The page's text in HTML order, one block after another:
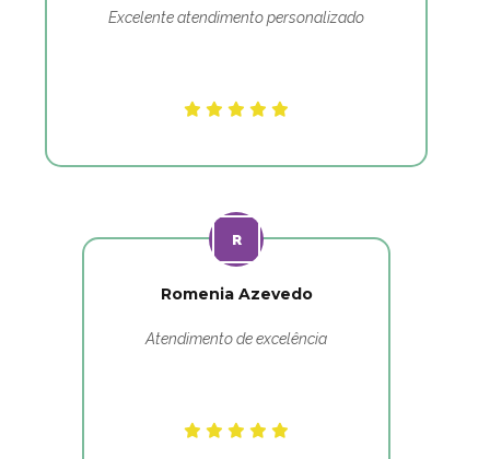
Excelente atendimento personalizado
Romenia Azevedo
Atendimento de excelência